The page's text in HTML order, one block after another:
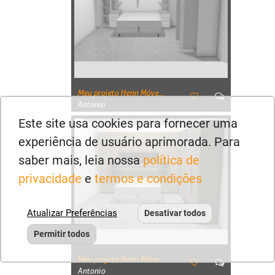
Meu projeto Henn Móveis Leartam 02
Antonio
Meu projeto Henn Móveis Leartam 01
Antonio
Este site usa cookies para fornecer uma
experiência de usuário aprimorada. Para
saber mais, leia nossa política de
privacidade e termos e condições
Atualizar Preferências Desativar todos
Permitir todos